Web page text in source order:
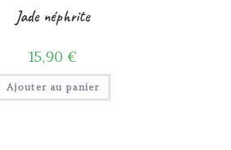
Jade néphrite
15,90 €
Ajouter au panier